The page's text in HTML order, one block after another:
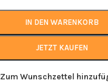
IN DEN WARENKORB
JETZT KAUFEN
Zum Wunschzettel